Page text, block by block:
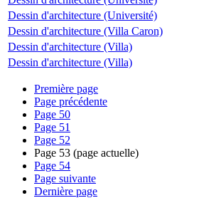
Dessin d'architecture (Université)
Dessin d'architecture (Villa Caron)
Dessin d'architecture (Villa)
Dessin d'architecture (Villa)
Première page
Page précédente
Page 50
Page 51
Page 52
Page 53 (page actuelle)
Page 54
Page suivante
Dernière page